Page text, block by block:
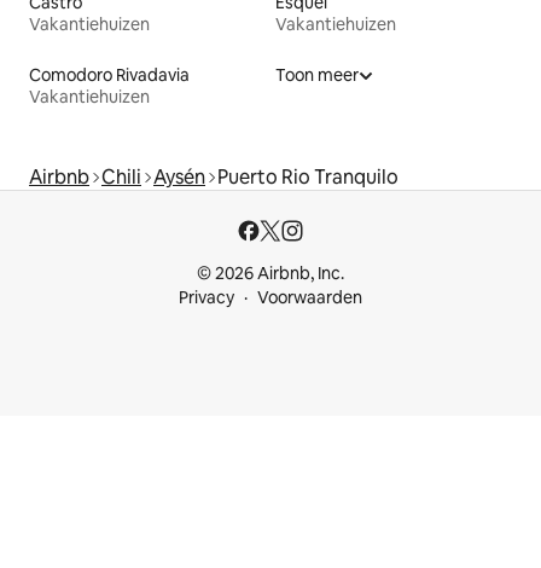
Vakantiehuizen
Vakantiehuizen
Comodoro Rivadavia
Vakantiehuizen
Toon meer
Airbnb Chili Aysén Puerto Rio Tranquilo
© 2026 Airbnb, Inc.
Privacy
Voorwaarden